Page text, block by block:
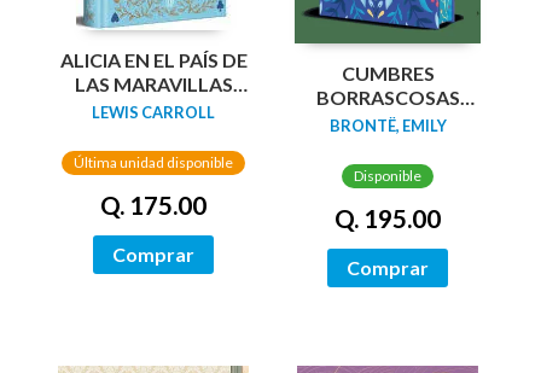
ALICIA EN EL PAÍS DE
LAS MARAVILLAS
(EDICIÓN LIMITADA
PINTADOS)
LEWIS CARROLL
Última unidad disponible
Q. 175.00
Comprar
CUMBRES
BORRASCOSAS
(EDICION LIMITADA
TINTADOS)
BRONTË, EMILY
Disponible
Q. 195.00
Comprar